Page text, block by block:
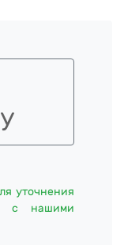
уточнения
с нашими